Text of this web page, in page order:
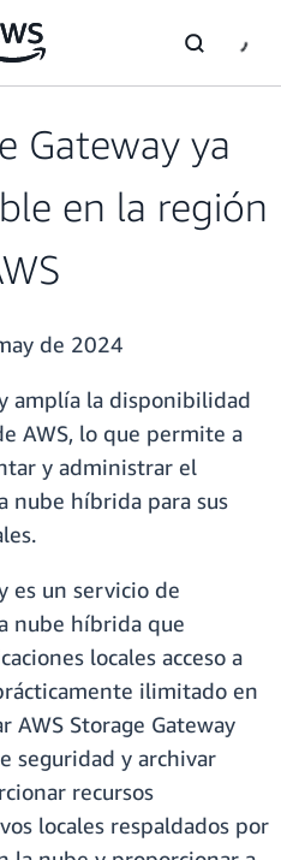
Gateway ya
en la región
de 2024
amplía la disponibilidad
AWS, lo que permite a
y administrar el
nube híbrida para sus
es un servicio de
nube híbrida que
locales acceso a
ilimitado en
AWS Storage Gateway
seguridad y archivar
recursos
locales respaldados por